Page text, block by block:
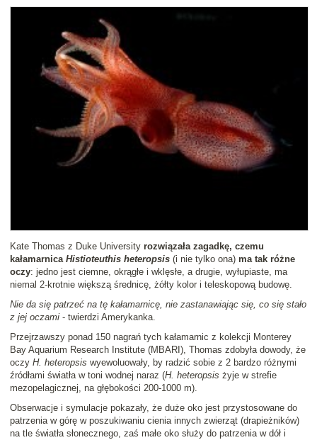
Kate Thomas z Duke University rozwiązała zagadkę, czemu
kałamarnica Histioteuthis heteropsis (i nie tylko ona) ma tak różne
oczy: jedno jest ciemne, okrągłe i wklęsłe, a drugie, wyłupiaste, ma
niemal 2-krotnie większą średnicę, żółty kolor i teleskopową budowę.
Nie da się patrzeć na tę kałamarnicę, nie zastanawiając się, co się stało
z jej oczami - twierdzi Amerykanka.
Przejrzawszy ponad 150 nagrań tych kałamarnic z kolekcji Monterey
Bay Aquarium Research Institute (MBARI), Thomas zdobyła dowody, że
oczy H. heteropsis wyewoluowały, by radzić sobie z 2 bardzo różnymi
źródłami światła w toni wodnej naraz (H. heteropsis żyje w strefie
mezopelagicznej, na głębokości 200-1000 m).
Obserwacje i symulacje pokazały, że duże oko jest przystosowane do
patrzenia w górę w poszukiwaniu cienia innych zwierząt (drapieżników)
na tle światła słonecznego, zaś małe oko służy do patrzenia w dół i